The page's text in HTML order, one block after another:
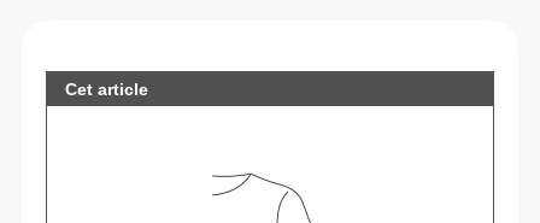
Cet article